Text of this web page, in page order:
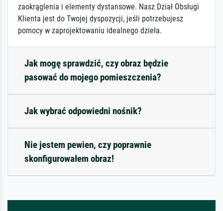
zaokrąglenia i elementy dystansowe. Nasz Dział Obsługi
Klienta jest do Twojej dyspozycji, jeśli potrzebujesz
pomocy w zaprojektowaniu idealnego dzieła.
Jak mogę sprawdzić, czy obraz będzie
pasować do mojego pomieszczenia?
Jak wybrać odpowiedni nośnik?
Nie jestem pewien, czy poprawnie
skonfigurowałem obraz!